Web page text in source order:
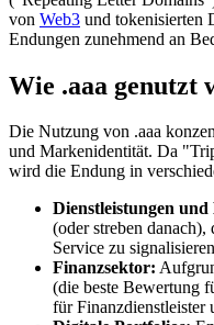
von Web3 und tokenisierten
Endungen zunehmend an
Wie .aaa genutzt
Die Nutzung von .aaa
und Markenidentität. Da
wird die Endung in
Dienstleistungen
(oder streben
Service zu
Finanzsektor:
(die beste Bewertung
für Finanzdienstleister